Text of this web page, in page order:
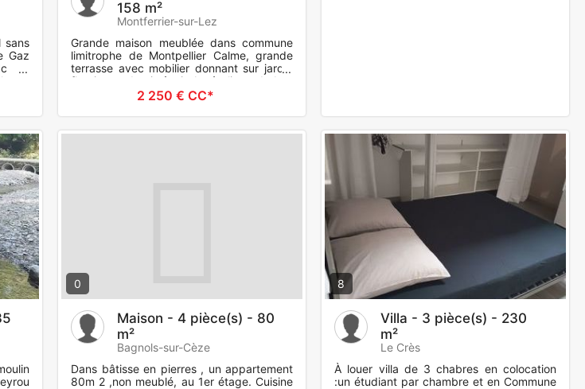
sans
Gaz
-1
158 m²
Montferrier-sur-Lez
Grande maison meublée dans commune
limitrophe de Montpellier Calme, grande
terrasse avec mobilier donnant sur jardin
fleuri, pas de vis-à-vis Accès ligne de bus
(280m), accès tra2 250 € CC*
0
Maison - 4 pièce(s) - 80
m²
Bagnols-sur-Cèze
Dans bâtisse en pierres , un appartement
80m 2 ,non meublé, au 1er étage. Cuisine
8
Villa - 3 pièce(s) - 230
m²
Le Crès
À louer villa de 3 chabres en colocation
:un étudiant par chambre et en Commune